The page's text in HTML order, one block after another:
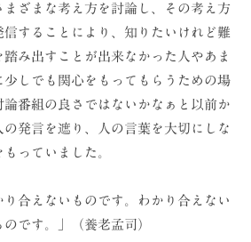
ざまな考え方を討論し、その考え方
信することにより、知りたいけれど難
踏み出すことが出来なかった人やあま
少しでも関心をもってもらうための場
論番組の良さではないかなぁと以前か
の発言を遮り、人の言葉を大切にしな
っていました。
合えないものです。わかり合えない
です。」（養老孟司）